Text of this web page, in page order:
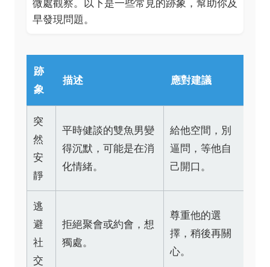
微處觀察。以下是一些常見的跡象，幫助你及
早發現問題。
跡
象
描述 應對建議
突
然
安
靜
平時健談的雙魚男變
得沉默，可能是在消
化情緒。
給他空間，別
逼問，等他自
己開口。
逃
避
社
交
拒絕聚會或約會，想
獨處。
尊重他的選
擇，稍後再關
心。